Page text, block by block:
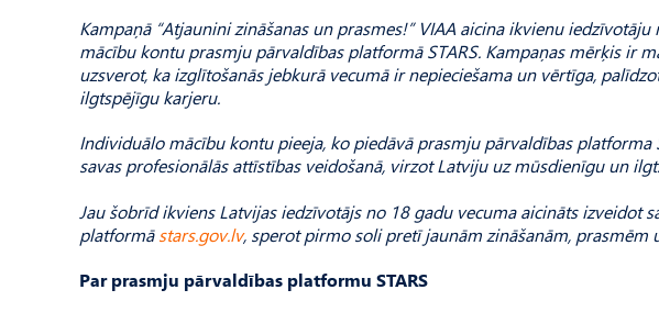
Kampaņā “Atjaunini zināšanas un prasmes!” VIAA aicina ikvienu
mācību kontu prasmju pārvaldības platformā STARS. Kampaņas mērķis ir
uzsverot, ka izglītošanās jebkurā vecumā ir nepieciešama un vērtīga,
ilgtspējīgu karjeru.
Individuālo mācību kontu pieeja, ko piedāvā prasmju pārvaldības
savas profesionālās attīstības veidošanā, virzot Latviju uz mūsdienīgu un
Jau šobrīd ikviens Latvijas iedzīvotājs no 18 gadu vecuma aicināts izveidot
platformāstars.gov.lv, sperot pirmo soli pretī jaunām zināšanām, prasmēm
Par prasmju pārvaldības platformu STARS